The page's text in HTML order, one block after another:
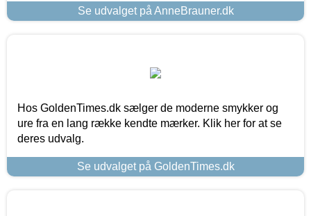
Se udvalget på AnneBrauner.dk
Hos GoldenTimes.dk sælger de moderne smykker og
ure fra en lang række kendte mærker. Klik her for at se
deres udvalg.
Se udvalget på GoldenTimes.dk